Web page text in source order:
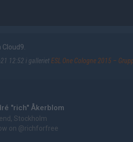
12:52 i galleriet ESL One Cologne 2015 –
"rich" Åkerblom
Stockholm
on @richforfree